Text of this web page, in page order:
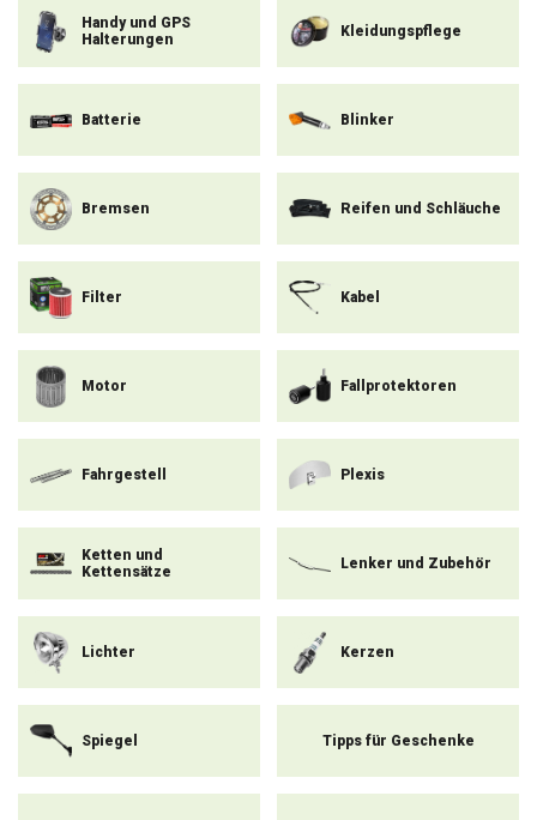
Handy und GPS
Halterungen
Kleidungspflege
Batterie Blinker
Bremsen Reifen und Schläuche
Filter Kabel
Motor Fallprotektoren
Fahrgestell Plexis
Ketten und
Kettensätze
Lenker und Zubehör
Lichter Kerzen
Spiegel Tipps für Geschenke